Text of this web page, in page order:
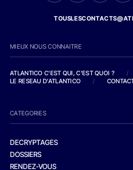
MIEUX NOUS CONNAITRE
ATLANTICO C'EST QUI, C'EST QUOI ?
/
LE RESEAU D'ATLANTICO
/
CATEGORIES
DECRYPTAGES
DOSSIERS
RENDEZ-VOUS